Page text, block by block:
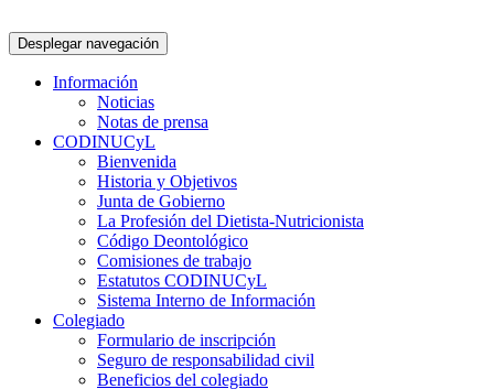
Desplegar navegación
Información
Noticias
Notas de prensa
CODINUCyL
Bienvenida
Historia y Objetivos
Junta de Gobierno
La Profesión del Dietista-Nutricionista
Código Deontológico
Comisiones de trabajo
Estatutos CODINUCyL
Sistema Interno de Información
Colegiado
Formulario de inscripción
Seguro de responsabilidad civil
Beneficios del colegiado